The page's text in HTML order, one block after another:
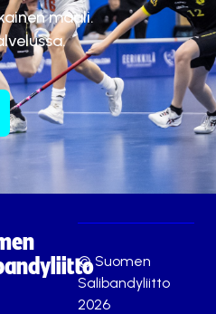
maali.
© Suomen
Salibandyliitto
2026